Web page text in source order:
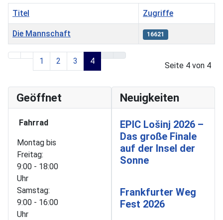
Beiträge
Titel Zugriffe
Die Mannschaft 16621
Seite 4 von 4
1 2 3 4
Geöffnet
Fahrrad
Montag bis
Freitag:
9:00 - 18:00
Uhr
Samstag:
9:00 - 16:00
Uhr
Neuigkeiten
EPIC Lošinj 2026 –
Das große Finale
auf der Insel der
Sonne
Frankfurter Weg
Fest 2026